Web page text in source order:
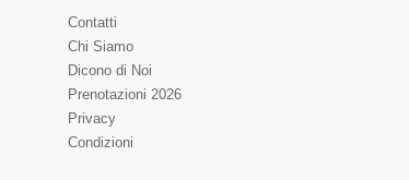
Contatti
Chi Siamo
Dicono di Noi
Prenotazioni 2026
Privacy
Condizioni